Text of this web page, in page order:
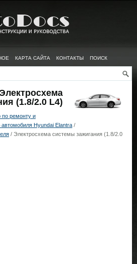
КАРТА САЙТА КОНТАКТЫ ПОИСК
(1.8/2.0 L4)
по ремонту и
Hyundai Elantra /
/ Электросхема системы зажигания (1.8/2.0